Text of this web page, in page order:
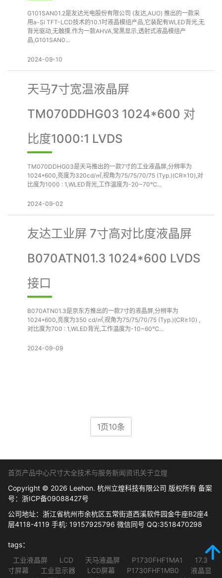
G101SAN01.2是友达光电股份有限公司 (友达,AUO) 推出的一款采
用a-Si TFT-LCD技术的10.1吋液晶模组产品,它装配有WLED背光,无
背光驱动,无触摸.作为一款AHVA,常黑显示,透射式液晶模组产
品,G101SAN0...
2024-09-10
天马7寸宽温液晶屏
TM070DDHG03 1024*600 对
比度1000:1 LVDS
TM070DDHG03是天马推出的一款7寸的工业液晶屏,分辨率为
1024*600,亮度为320cd/㎡,视角为75/75/70/75 (Typ.)(CR≥10),对
比度为1000 : 1,WLED背光,工作温度为-20~70℃...
2024-09-02
友达工业屏 7寸高对比度液晶屏
B070ATN01.3 1024*600 LVDS
接口
B070ATN01.3是京东方推出的一款7寸的液晶屏,分辨率为
1024*600,亮度为350 cd/㎡,视角为75/75/70/75 (Typ.)(CR≥10) ,
对比度为700 : 1,WLED背光,工作温度为-10~60℃...
2024-09-09
1页10条
首页产品中心尺寸大全技术与服务新闻资讯关于立煌
Copyright © 2026 Leehon. 杭州立煌科技有限公司 版权所有 备案
号： 浙ICP备09088427号
公司地址：浙江省杭州市余杭区五常街道西溪软件园金牛座B2座4
层4118-4119 手机: 19157925796 微信同号 QQ:3518470298
tags：
工业液晶屏
LCD 天马液晶屏 P1730FHF1MA1
17.3
寸屏幕
工业显示器 LCD屏幕 P1730FHF1MB0
液晶显